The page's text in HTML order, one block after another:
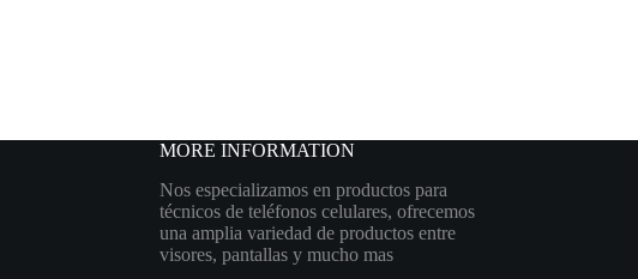
MORE INFORMATION
Nos especializamos en productos para
técnicos de teléfonos celulares, ofrecemos
una amplia variedad de productos entre
visores, pantallas y mucho mas